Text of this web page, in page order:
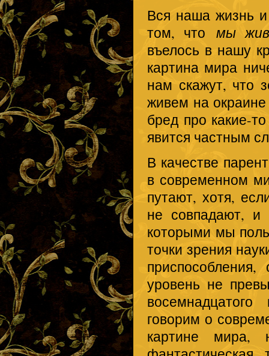
Вся наша жизнь
том, что мы
въелось в нашу
картина мира
нам скажут, что
живем на окраине
бред про какие-
явится частным
В качестве
в современном
путают, хотя,
не совпадают, и
которыми мы
точки зрения
уровень не
говорим о
картине мира,